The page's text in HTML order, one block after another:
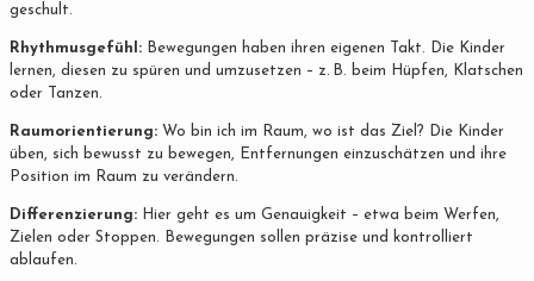
geschult.
Rhythmusgefühl: Bewegungen haben ihren eigenen Takt. Die Kinder
lernen, diesen zu spüren und umzusetzen – z. B. beim Hüpfen, Klatschen
oder Tanzen.
Raumorientierung: Wo bin ich im Raum, wo ist das Ziel? Die Kinder
üben, sich bewusst zu bewegen, Entfernungen einzuschätzen und ihre
Position im Raum zu verändern.
Differenzierung: Hier geht es um Genauigkeit – etwa beim Werfen,
Zielen oder Stoppen. Bewegungen sollen präzise und kontrolliert
ablaufen.